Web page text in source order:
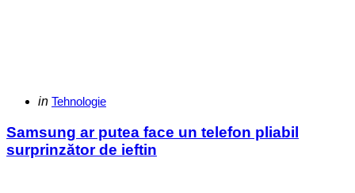
Categories
Posted
in Tehnologie
Samsung ar putea face un telefon pliabil
surprinzător de ieftin